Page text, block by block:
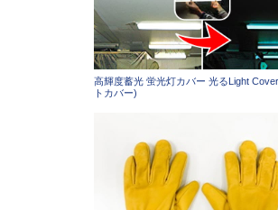
高輝度蓄光 蛍光灯カバー 光るLight
トカバー)